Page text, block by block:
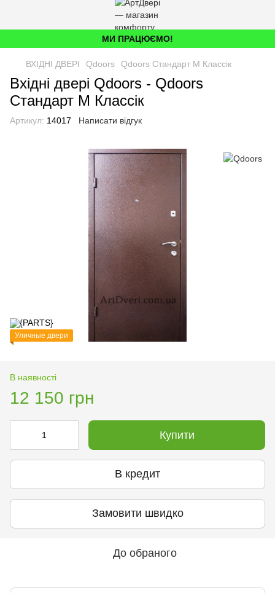
МИ ПРАЦЮЄМО!
ВХІДНІ ДВЕРІ Qdoors Qdoors Стандарт М Классік
Вхідні двері Qdoors - Qdoors
Стандарт М Классік
Артикул: 14017 Написати відгук
Уличные двери
В наявності
12 150 грн
Купити
В кредит
Замовити швидко
До обраного